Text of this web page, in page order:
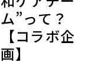
ム”って？
【コラボ企
画】